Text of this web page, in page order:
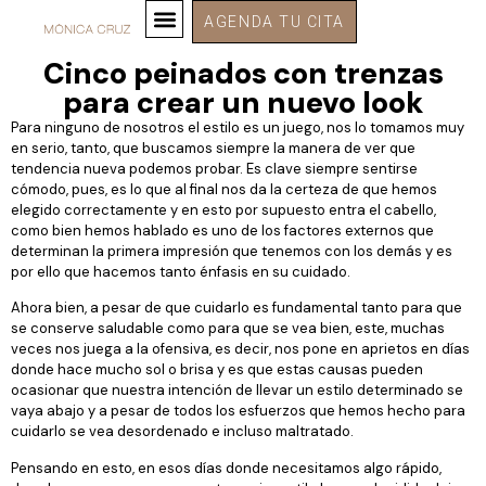
AGENDA TU CITA
Cinco peinados con trenzas
para crear un nuevo look
Para ninguno de nosotros el estilo es un juego, nos lo tomamos muy
en serio, tanto, que buscamos siempre la manera de ver que
tendencia nueva podemos probar. Es clave siempre sentirse
cómodo, pues, es lo que al final nos da la certeza de que hemos
elegido correctamente y en esto por supuesto entra el cabello,
como bien hemos hablado es uno de los factores externos que
determinan la primera impresión que tenemos con los demás y es
por ello que hacemos tanto énfasis en su cuidado.
Ahora bien, a pesar de que cuidarlo es fundamental tanto para que
se conserve saludable como para que se vea bien, este, muchas
veces nos juega a la ofensiva, es decir, nos pone en aprietos en días
donde hace mucho sol o brisa y es que estas causas pueden
ocasionar que nuestra intención de llevar un estilo determinado se
vaya abajo y a pesar de todos los esfuerzos que hemos hecho para
cuidarlo se vea desordenado e incluso maltratado.
Pensando en esto, en esos días donde necesitamos algo rápido,